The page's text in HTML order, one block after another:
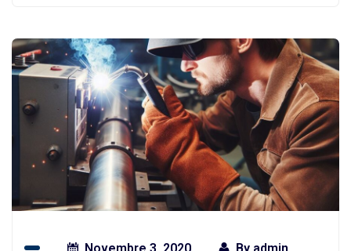
Novembre 3, 2020 By admin